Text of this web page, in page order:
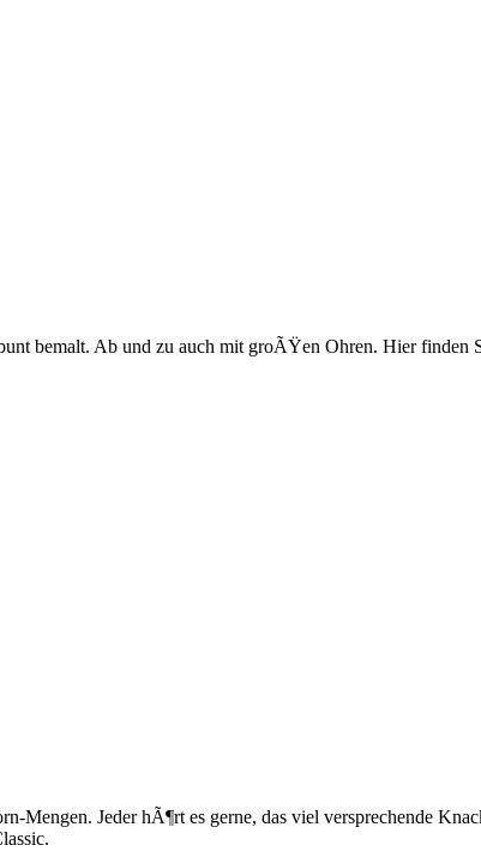
bemalt. Ab und zu auch mit groÃŸen Ohren. Hier finden
Jeder hÃ¶rt es gerne, das viel versprechende